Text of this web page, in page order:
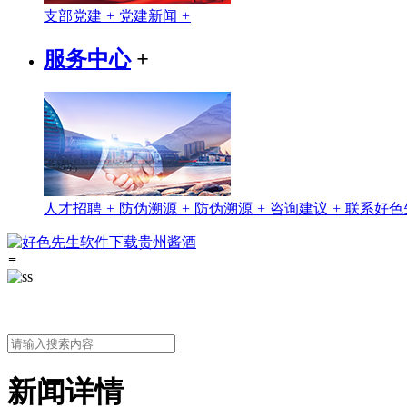
支部党建 + 党建新闻 +
服务中心+
人才招聘 + 防伪溯源 + 防伪溯源 + 咨询建议 + 联系好色
≡
新闻详情